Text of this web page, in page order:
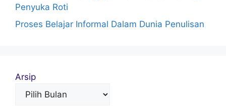
Penyuka Roti
Proses Belajar Informal Dalam Dunia Penulisan
Arsip